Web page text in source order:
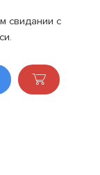
свидании с